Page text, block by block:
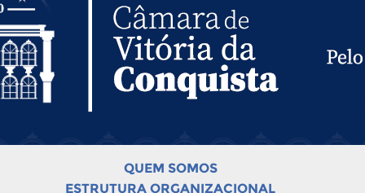
QUEM SOMOS
ESTRUTURA ORGANIZACIONAL